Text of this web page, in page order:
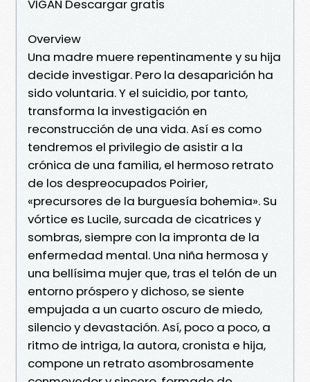
VIGAN Descargar gratis
Overview
Una madre muere repentinamente y su hija
decide investigar. Pero la desaparición ha
sido voluntaria. Y el suicidio, por tanto,
transforma la investigación en
reconstrucción de una vida. Así es como
tendremos el privilegio de asistir a la
crónica de una familia, el hermoso retrato
de los despreocupados Poirier,
«precursores de la burguesía bohemia». Su
vórtice es Lucile, surcada de cicatrices y
sombras, siempre con la impronta de la
enfermedad mental. Una niña hermosa y
una bellísima mujer que, tras el telón de un
entorno próspero y dichoso, se siente
empujada a un cuarto oscuro de miedo,
silencio y devastación. Así, poco a poco, a
ritmo de intriga, la autora, cronista e hija,
compone un retrato asombrosamente